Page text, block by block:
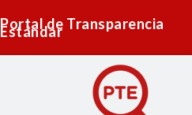
Portal de Transparencia
Estándar